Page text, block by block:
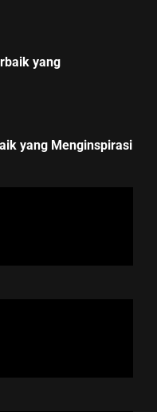
yang
yang Menginspirasi